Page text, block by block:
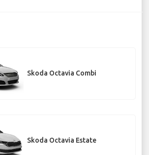
Skoda Octavia Combi
Skoda Octavia Estate